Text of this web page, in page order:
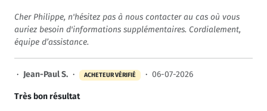
Cher Philippe, n'hésitez pas à nous contacter au cas où vous
auriez besoin d'informations supplémentaires. Cordialement,
équipe d’assistance.
· Jean-Paul S. · ACHETEUR VÉRIFIÉ · 06-07-2026
Très bon résultat